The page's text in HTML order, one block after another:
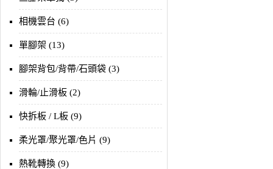
相機雲台 (6)
單腳架 (13)
腳架背包/背帶/石頭袋 (3)
滑輪/止滑板 (2)
快拆板 / L板 (9)
柔光罩/聚光罩/色片 (9)
熱靴轉換 (9)